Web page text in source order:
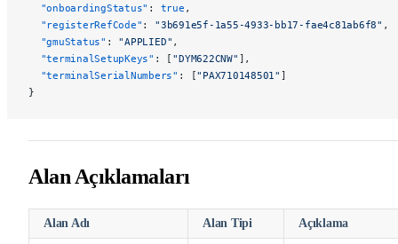
  "onboardingStatus"
: true ,
  "registerRefCode"
: "3b691e5f-1a55-4933-bb17-fae4c81ab6f8" ,
  "gmuStatus"
: "APPLIED" ,
  "terminalSetupKeys"
: [ "DYM622CNW" ],
  "terminalSerialNumbers"
: ["PAX710148501" ]
}
Alan Açıklamaları
Alan Adı Alan Tipi Açıklama